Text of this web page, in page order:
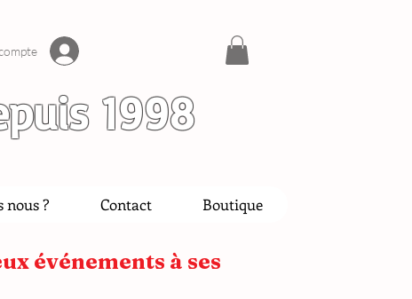
1998
nous ? Contact Boutique
événements à ses